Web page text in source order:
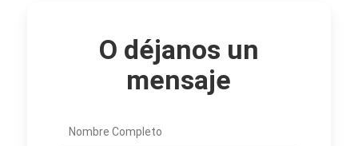
O déjanos un
mensaje